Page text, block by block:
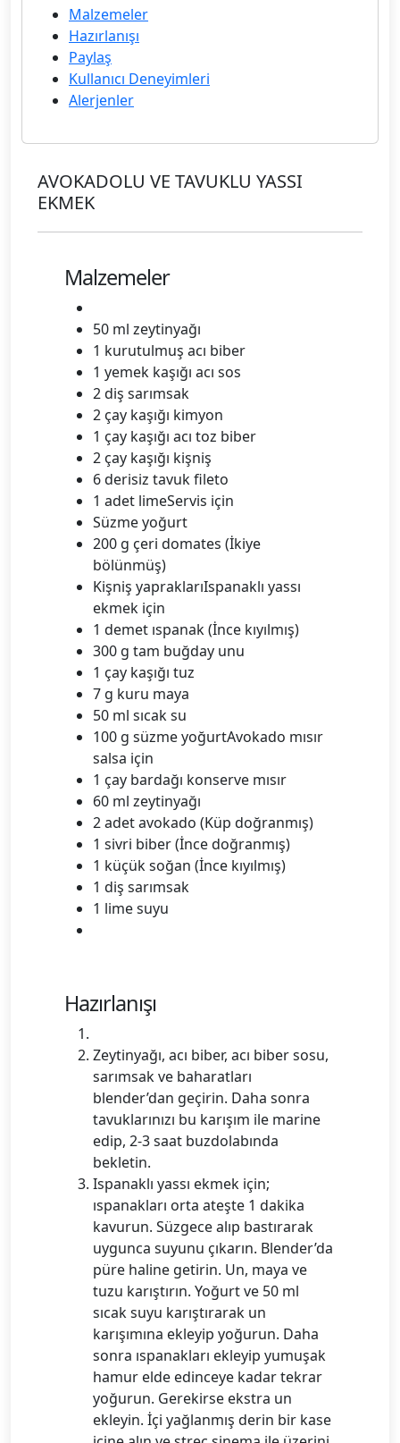
Malzemeler
Hazırlanışı
Paylaş
Kullanıcı Deneyimleri
Alerjenler
AVOKADOLU VE TAVUKLU YASSI
EKMEK
Malzemeler
50 ml zeytinyağı
1 kurutulmuş acı biber
1 yemek kaşığı acı sos
2 diş sarımsak
2 çay kaşığı kimyon
1 çay kaşığı acı toz biber
2 çay kaşığı kişniş
6 derisiz tavuk fileto
1 adet limeServis için
Süzme yoğurt
200 g çeri domates (İkiye
bölünmüş)
Kişniş yapraklarıIspanaklı yassı
ekmek için
1 demet ıspanak (İnce kıyılmış)
300 g tam buğday unu
1 çay kaşığı tuz
7 g kuru maya
50 ml sıcak su
100 g süzme yoğurtAvokado mısır
salsa için
1 çay bardağı konserve mısır
60 ml zeytinyağı
2 adet avokado (Küp doğranmış)
1 sivri biber (İnce doğranmış)
1 küçük soğan (İnce kıyılmış)
1 diş sarımsak
1 lime suyu
Hazırlanışı
Zeytinyağı, acı biber, acı biber sosu,
sarımsak ve baharatları
blender’dan geçirin. Daha sonra
tavuklarınızı bu karışım ile marine
edip, 2-3 saat buzdolabında
bekletin.
Ispanaklı yassı ekmek için;
ıspanakları orta ateşte 1 dakika
kavurun. Süzgece alıp bastırarak
uygunca suyunu çıkarın. Blender’da
püre haline getirin. Un, maya ve
tuzu karıştırın. Yoğurt ve 50 ml
sıcak suyu karıştırarak un
karışımına ekleyip yoğurun. Daha
sonra ıspanakları ekleyip yumuşak
hamur elde edinceye kadar tekrar
yoğurun. Gerekirse ekstra un
ekleyin. İçi yağlanmış derin bir kase